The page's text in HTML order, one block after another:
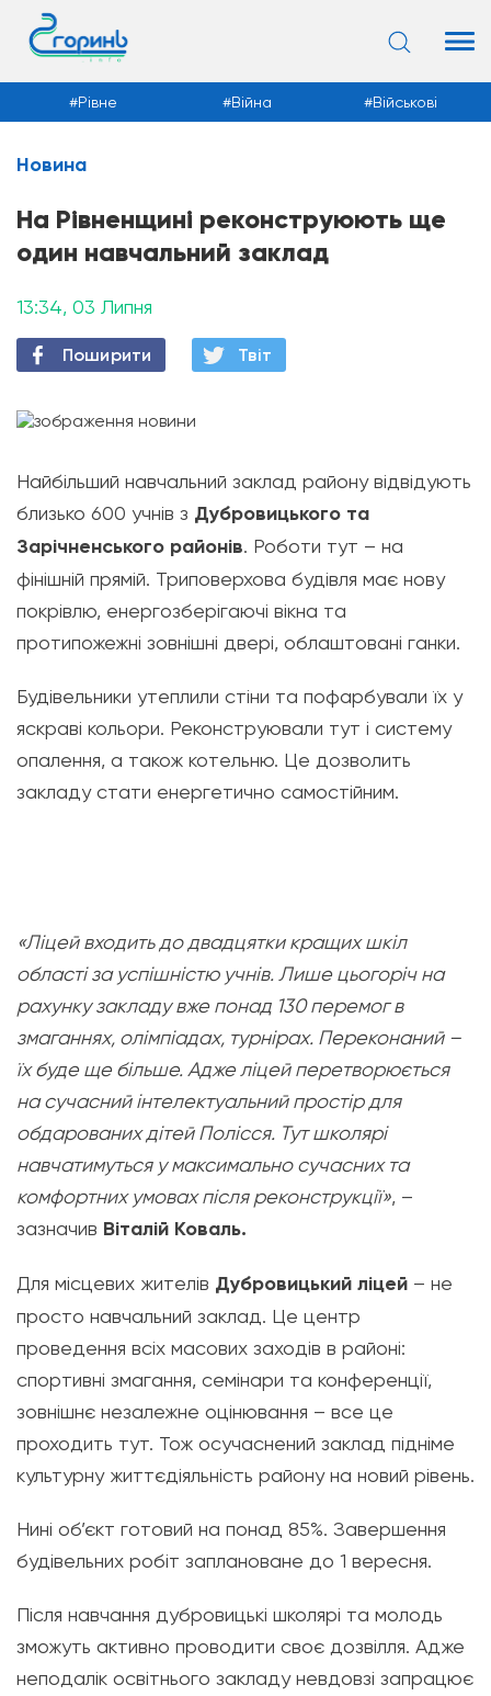
Новини
Рівне Війна Військові
Новина
На Рівненщині реконструюють ще
один навчальний заклад
13:34, 03 Липня
Поширити Твiт
Найбільший навчальний заклад району відвідують
близько 600 учнів з Дубровицького та
Зарічненського районів. Роботи тут – на
фінішній прямій. Триповерхова будівля має нову
покрівлю, енергозберігаючі вікна та
протипожежні зовнішні двері, облаштовані ганки.
Будівельники утеплили стіни та пофарбували їх у
яскраві кольори. Реконструювали тут і систему
опалення, а також котельню. Це дозволить
закладу стати енергетично самостійним.
«Ліцей входить до двадцятки кращих шкіл
області за успішністю учнів. Лише цьогоріч на
рахунку закладу вже понад 130 перемог в
змаганнях, олімпіадах, турнірах. Переконаний –
їх буде ще більше. Адже ліцей перетворюється
на сучасний інтелектуальний простір для
обдарованих дітей Полісся. Тут школярі
навчатимуться у максимально сучасних та
комфортних умовах після реконструкції», –
зазначив Віталій Коваль.
Для місцевих жителів Дубровицький ліцей – не
просто навчальний заклад. Це центр
проведення всіх масових заходів в районі:
спортивні змагання, семінари та конференції,
зовнішнє незалежне оцінювання – все це
проходить тут. Тож осучаснений заклад підніме
культурну життєдіяльність району на новий рівень.
Нині об’єкт готовий на понад 85%. Завершення
будівельних робіт заплановане до 1 вересня.
Після навчання дубровицькі школярі та молодь
зможуть активно проводити своє дозвілля. Адже
неподалік освітнього закладу невдовзі запрацює